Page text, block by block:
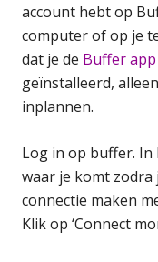
account hebt op
computer of op je
dat je de Buffer app
geïnstalleerd,
inplannen.
Log in op buffer. In
waar je komt
connectie maken
Klik op ‘Connect